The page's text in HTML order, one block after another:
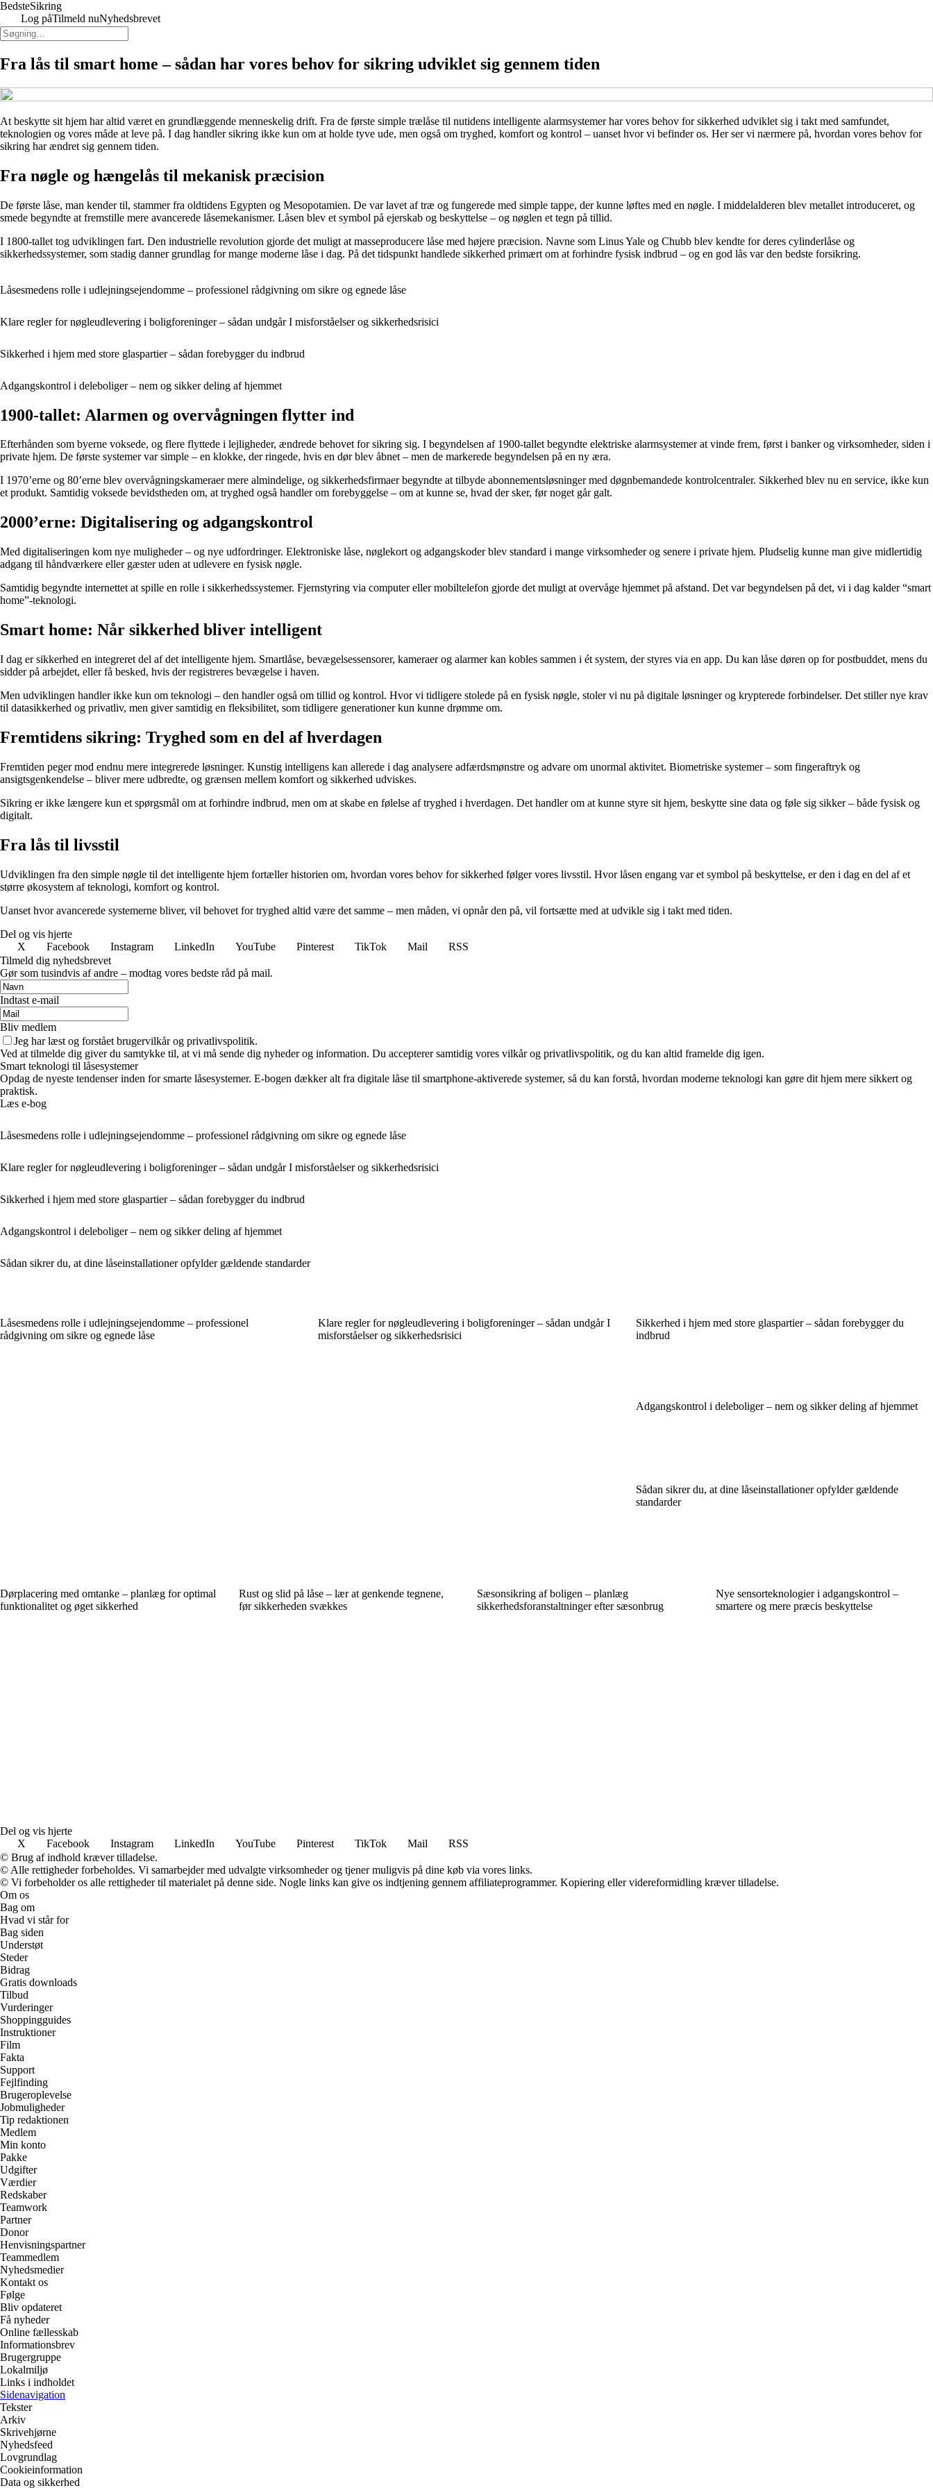
BedsteSikring
Log påTilmeld nuNyhedsbrevet
Fra lås til smart home – sådan har vores behov for sikring udviklet sig gennem tiden
At beskytte sit hjem har altid været en grundlæggende menneskelig drift. Fra de første simple trælåse til nutidens intelligente alarmsystemer har vores behov for sikkerhed udviklet sig i takt med samfundet,
teknologien og vores måde at leve på. I dag handler sikring ikke kun om at holde tyve ude, men også om tryghed, komfort og kontrol – uanset hvor vi befinder os. Her ser vi nærmere på, hvordan vores behov for
sikring har ændret sig gennem tiden.
Fra nøgle og hængelås til mekanisk præcision
De første låse, man kender til, stammer fra oldtidens Egypten og Mesopotamien. De var lavet af træ og fungerede med simple tappe, der kunne løftes med en nøgle. I middelalderen blev metallet introduceret, og
smede begyndte at fremstille mere avancerede låsemekanismer. Låsen blev et symbol på ejerskab og beskyttelse – og nøglen et tegn på tillid.
I 1800-tallet tog udviklingen fart. Den industrielle revolution gjorde det muligt at masseproducere låse med højere præcision. Navne som Linus Yale og Chubb blev kendte for deres cylinderlåse og
sikkerhedssystemer, som stadig danner grundlag for mange moderne låse i dag. På det tidspunkt handlede sikkerhed primært om at forhindre fysisk indbrud – og en god lås var den bedste forsikring.
Låsesmedens rolle i udlejningsejendomme – professionel rådgivning om sikre og egnede låse
Klare regler for nøgleudlevering i boligforeninger – sådan undgår I misforståelser og sikkerhedsrisici
Sikkerhed i hjem med store glaspartier – sådan forebygger du indbrud
Adgangskontrol i deleboliger – nem og sikker deling af hjemmet
1900-tallet: Alarmen og overvågningen flytter ind
Efterhånden som byerne voksede, og flere flyttede i lejligheder, ændrede behovet for sikring sig. I begyndelsen af 1900-tallet begyndte elektriske alarmsystemer at vinde frem, først i banker og virksomheder, siden i
private hjem. De første systemer var simple – en klokke, der ringede, hvis en dør blev åbnet – men de markerede begyndelsen på en ny æra.
I 1970’erne og 80’erne blev overvågningskameraer mere almindelige, og sikkerhedsfirmaer begyndte at tilbyde abonnementsløsninger med døgnbemandede kontrolcentraler. Sikkerhed blev nu en service, ikke kun
et produkt. Samtidig voksede bevidstheden om, at tryghed også handler om forebyggelse – om at kunne se, hvad der sker, før noget går galt.
2000’erne: Digitalisering og adgangskontrol
Med digitaliseringen kom nye muligheder – og nye udfordringer. Elektroniske låse, nøglekort og adgangskoder blev standard i mange virksomheder og senere i private hjem. Pludselig kunne man give midlertidig
adgang til håndværkere eller gæster uden at udlevere en fysisk nøgle.
Samtidig begyndte internettet at spille en rolle i sikkerhedssystemer. Fjernstyring via computer eller mobiltelefon gjorde det muligt at overvåge hjemmet på afstand. Det var begyndelsen på det, vi i dag kalder “smart
home”-teknologi.
Smart home: Når sikkerhed bliver intelligent
I dag er sikkerhed en integreret del af det intelligente hjem. Smartlåse, bevægelsessensorer, kameraer og alarmer kan kobles sammen i ét system, der styres via en app. Du kan låse døren op for postbuddet, mens du
sidder på arbejdet, eller få besked, hvis der registreres bevægelse i haven.
Men udviklingen handler ikke kun om teknologi – den handler også om tillid og kontrol. Hvor vi tidligere stolede på en fysisk nøgle, stoler vi nu på digitale løsninger og krypterede forbindelser. Det stiller nye krav
til datasikkerhed og privatliv, men giver samtidig en fleksibilitet, som tidligere generationer kun kunne drømme om.
Fremtidens sikring: Tryghed som en del af hverdagen
Fremtiden peger mod endnu mere integrerede løsninger. Kunstig intelligens kan allerede i dag analysere adfærdsmønstre og advare om unormal aktivitet. Biometriske systemer – som fingeraftryk og
ansigtsgenkendelse – bliver mere udbredte, og grænsen mellem komfort og sikkerhed udviskes.
Sikring er ikke længere kun et spørgsmål om at forhindre indbrud, men om at skabe en følelse af tryghed i hverdagen. Det handler om at kunne styre sit hjem, beskytte sine data og føle sig sikker – både fysisk og
digitalt.
Fra lås til livsstil
Udviklingen fra den simple nøgle til det intelligente hjem fortæller historien om, hvordan vores behov for sikkerhed følger vores livsstil. Hvor låsen engang var et symbol på beskyttelse, er den i dag en del af et
større økosystem af teknologi, komfort og kontrol.
Uanset hvor avancerede systemerne bliver, vil behovet for tryghed altid være det samme – men måden, vi opnår den på, vil fortsætte med at udvikle sig i takt med tiden.
Del og vis hjerte
X
Facebook Instagram LinkedIn YouTube Pinterest TikTok Mail
RSS
Tilmeld dig nyhedsbrevet
Gør som tusindvis af andre – modtag vores bedste råd på mail.
Indtast e-mail
Bliv medlem
Jeg har læst og forstået brugervilkår og privatlivspolitik.
Ved at tilmelde dig giver du samtykke til, at vi må sende dig nyheder og information. Du accepterer samtidig vores vilkår og privatlivspolitik, og du kan altid framelde dig igen.
Smart teknologi til låsesystemer
Opdag de nyeste tendenser inden for smarte låsesystemer. E-bogen dækker alt fra digitale låse til smartphone-aktiverede systemer, så du kan forstå, hvordan moderne teknologi kan gøre dit hjem mere sikkert og
praktisk.
Læs e-bog
Låsesmedens rolle i udlejningsejendomme – professionel rådgivning om sikre og egnede låse
Klare regler for nøgleudlevering i boligforeninger – sådan undgår I misforståelser og sikkerhedsrisici
Sikkerhed i hjem med store glaspartier – sådan forebygger du indbrud
Adgangskontrol i deleboliger – nem og sikker deling af hjemmet
Sådan sikrer du, at dine låseinstallationer opfylder gældende standarder
Låsesmedens rolle i udlejningsejendomme – professionel
rådgivning om sikre og egnede låse
Klare regler for nøgleudlevering i boligforeninger – sådan undgår I
misforståelser og sikkerhedsrisici
Sikkerhed i hjem med store glaspartier – sådan forebygger du
indbrud
Adgangskontrol i deleboliger – nem og sikker deling af hjemmet
Sådan sikrer du, at dine låseinstallationer opfylder gældende
standarder
Dørplacering med omtanke – planlæg for optimal
funktionalitet og øget sikkerhed
Rust og slid på låse – lær at genkende tegnene,
før sikkerheden svækkes
Sæsonsikring af boligen – planlæg
sikkerhedsforanstaltninger efter sæsonbrug
Nye sensorteknologier i adgangskontrol –
smartere og mere præcis beskyttelse
Del og vis hjerte
X
Facebook Instagram LinkedIn YouTube Pinterest TikTok Mail
RSS
© Brug af indhold kræver tilladelse.
© Alle rettigheder forbeholdes. Vi samarbejder med udvalgte virksomheder og tjener muligvis på dine køb via vores links.
© Vi forbeholder os alle rettigheder til materialet på denne side. Nogle links kan give os indtjening gennem affiliateprogrammer. Kopiering eller videreformidling kræver tilladelse.
Om os
Bag om
Hvad vi står for
Bag siden
Understøt
Steder
Bidrag
Gratis downloads
Tilbud
Vurderinger
Shoppingguides
Instruktioner
Film
Fakta
Support
Fejlfinding
Brugeroplevelse
Jobmuligheder
Tip redaktionen
Medlem
Min konto
Pakke
Udgifter
Værdier
Redskaber
Teamwork
Partner
Donor
Henvisningspartner
Teammedlem
Nyhedsmedier
Kontakt os
Følge
Bliv opdateret
Få nyheder
Online fællesskab
Informationsbrev
Brugergruppe
Lokalmiljø
Links i indholdet
Sidenavigation
Tekster
Arkiv
Skrivehjørne
Nyhedsfeed
Lovgrundlag
Cookieinformation
Data og sikkerhed